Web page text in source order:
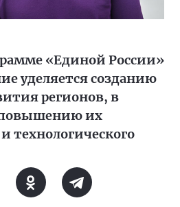
«Единой России»
уделяется созданию
регионов, в
повышению их
технологического